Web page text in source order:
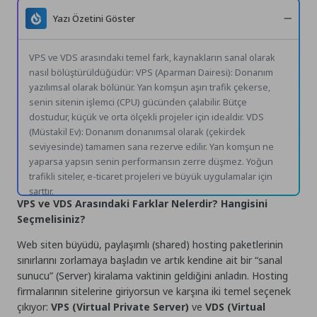
Yazı Özetini Göster
VPS ve VDS arasındaki temel fark, kaynakların sanal olarak
nasıl bölüştürüldüğüdür: VPS (Aparman Dairesi): Donanım
yazılımsal olarak bölünür. Yan komşun aşırı trafik çekerse,
senin sitenin işlemci (CPU) gücünden çalabilir. Bütçe
dostudur, küçük ve orta ölçekli projeler için idealdir. VDS
(Müstakil Ev): Donanım donanımsal olarak (çekirdek
seviyesinde) tamamen sana rezerve edilir. Yan komşun ne
yaparsa yapsın senin performansın zerre düşmez. Yoğun
trafikli siteler, e-ticaret projeleri ve büyük uygulamalar için
şarttır.
VPS ve VDS Arasındaki Farklar Nelerdir? Hangisini
Seçmelisiniz?
Web siten büyüdü, paylaşımlı (shared) hosting paketlerinin
sınırlarını zorlamaya başladın ve artık kendine ait bir “sanal
sunucu” (Server) kiralama vaktinin geldiğini anladın. Hosting
firmalarının sitelerine giriyorsun ve karşına iki temel seçenek
çıkıyor:VPS (Virtual Private Server) veVDS (Virtual